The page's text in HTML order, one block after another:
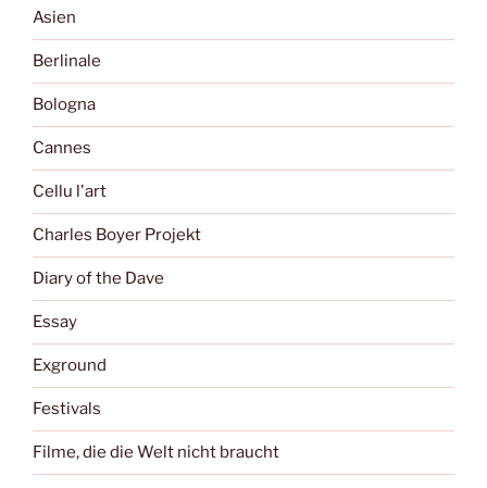
Asien
Berlinale
Bologna
Cannes
Cellu l'art
Charles Boyer Projekt
Diary of the Dave
Essay
Exground
Festivals
Filme, die die Welt nicht braucht